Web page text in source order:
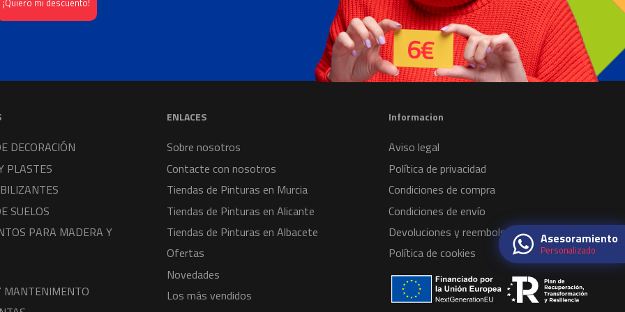
DECORACIÓN
PLASTES
SUELOS
PARA MADERA Y
MANTENIMENTO
ENLACES
Sobre nosotros
Contacte con nosotros
Tiendas de Pinturas en Murcia
Tiendas de Pinturas en Alicante
Tiendas de Pinturas en Albacete
Ofertas
Novedades
Los más vendidos
Informacion
Aviso legal
Política de privacidad
Condiciones de compra
Condiciones de envío
Devoluciones y reembolsos
Política de cookies
Asesoramiento
Personalizado